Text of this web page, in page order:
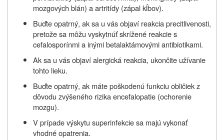
mozgových blán) a artritídy (zápal kĺbov).
Buďte opatrný, ak sa u vás objaví reakcia precitlivenosti,
pretože sa môžu vyskytnúť skrížené reakcie s
cefalosporínmi a inými betalaktámovými antibiotikami.
Ak sa u vás objaví alergická reakcia, ukončite užívanie
tohto lieku.
Buďte opatrný, ak máte poškodenú funkciu obličiek z
dôvodu zvýšeného rizika encefalopatie (ochorenie
mozgu).
V prípade výskytu superinfekcie sa majú vykonať
vhodné opatrenia.